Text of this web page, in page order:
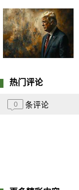
热门评论
0 条评论